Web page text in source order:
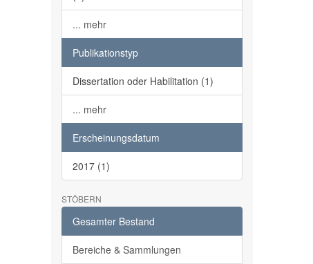
... mehr
Publikationstyp
Dissertation oder Habilitation (1)
... mehr
Erscheinungsdatum
2017 (1)
STÖBERN
Gesamter Bestand
Bereiche & Sammlungen